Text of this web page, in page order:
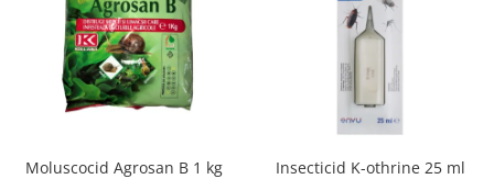
Moluscocid Agrosan B 1 kg
Insecticid K-othrine 25 ml